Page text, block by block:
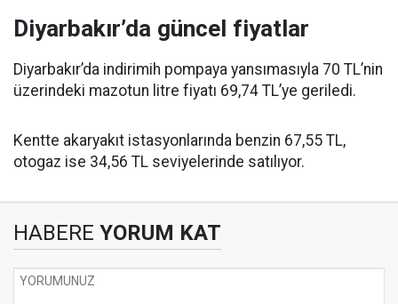
Diyarbakır’da güncel fiyatlar
Diyarbakır’da indirimih pompaya yansımasıyla 70 TL’nin
üzerindeki mazotun litre fiyatı 69,74 TL’ye geriledi.
Kentte akaryakıt istasyonlarında benzin 67,55 TL,
otogaz ise 34,56 TL seviyelerinde satılıyor.
HABERE YORUM KAT